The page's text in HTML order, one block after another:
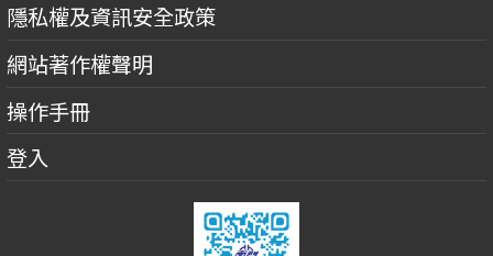
隱私權及資訊安全政策
網站著作權聲明
操作手冊
登入